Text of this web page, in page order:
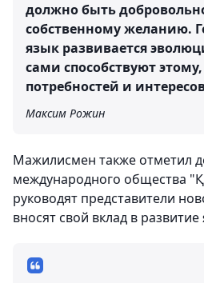
должно быть
собственному желанию.
язык развивается
сами способствуют
потребностей и
Максим Рожин
Мажилисмен также отметил
международного общества
руководят представители
вносят свой вклад в развитие